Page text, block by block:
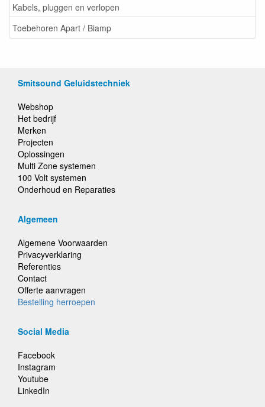
Kabels, pluggen en verlopen
Toebehoren Apart / Biamp
Smitsound Geluidstechniek
Webshop
Het bedrijf
Merken
Projecten
Oplossingen
Multi Zone systemen
100 Volt systemen
Onderhoud en Reparaties
Algemeen
Algemene Voorwaarden
Privacyverklaring
Referenties
Contact
Offerte aanvragen
Bestelling herroepen
Social Media
Facebook
Instagram
Youtube
LinkedIn